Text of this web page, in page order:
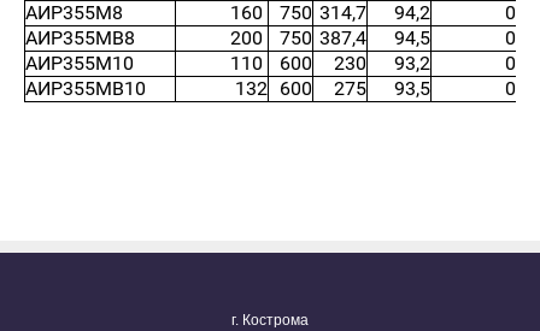
АИР355М8
160 750 314,7 94,2
0,82
АИР355МВ8
200 750 387,4 94,5
0,82
АИР355М10
110 600 230 93,2
0,78
АИР355МВ10
132 600 275 93,5 0,78
г. Кострома